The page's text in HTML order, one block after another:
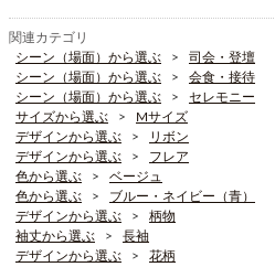
関連カテゴリ
シーン（場面）から選ぶ
司会・登壇
シーン（場面）から選ぶ
会食・接待
シーン（場面）から選ぶ
セレモニー
サイズから選ぶ
Mサイズ
デザインから選ぶ
リボン
デザインから選ぶ
フレア
色から選ぶ
ベージュ
色から選ぶ
ブルー・ネイビー（青）
デザインから選ぶ
柄物
袖丈から選ぶ
長袖
デザインから選ぶ
花柄